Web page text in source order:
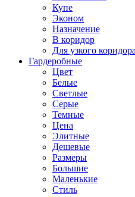
Купе
Эконом
Назначение
В коридор
Для узкого коридора
Гардеробные
Цвет
Белые
Светлые
Серые
Темные
Цена
Элитные
Дешевые
Размеры
Большие
Маленькие
Стиль